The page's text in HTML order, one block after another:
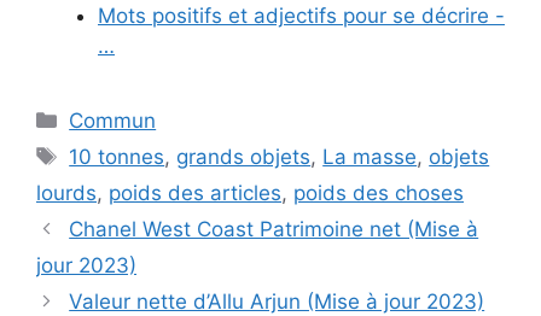
Mots positifs et adjectifs pour se décrire -
…
Categories
Commun
Tags
10 tonnes, grands objets, La masse, objets
lourds, poids des articles, poids des choses
Chanel West Coast Patrimoine net (Mise à
jour 2023)
Valeur nette d’Allu Arjun (Mise à jour 2023)